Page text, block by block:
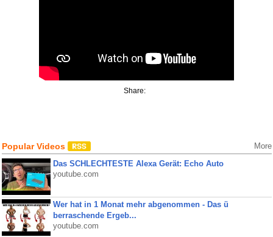
Share:
Popular Videos More
Das SCHLECHTESTE Alexa Gerät: Echo Auto
youtube.com
Wer hat in 1 Monat mehr abgenommen - Das ü
berraschende Ergeb...
youtube.com